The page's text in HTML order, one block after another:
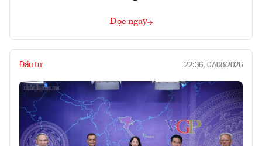
Đọc ngay
Đầu tư 22:36, 07/08/2026